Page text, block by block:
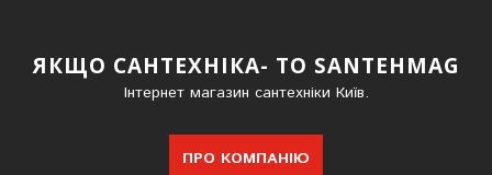
ЯКЩО САНТЕХНІКА- ТО SANTEHMAG
Інтернет магазин сантехніки Київ.
ПРО КОМПАНІЮ